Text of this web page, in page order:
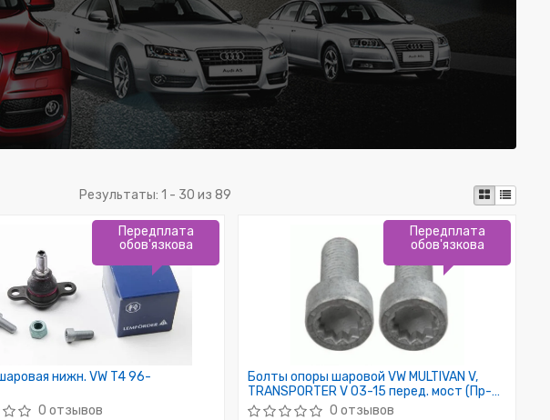
Результаты: 1 - 30 из 89
нижн. VW T4 96-
0 отзывов
Передплата
обов'язкова
Болты опоры шаровой VW MULTIVAN V,
TRANSPORTER V 03-15 перед. мост (Пр-
во LEMFORDER)0 отзывов
Передплата
обов'язкова